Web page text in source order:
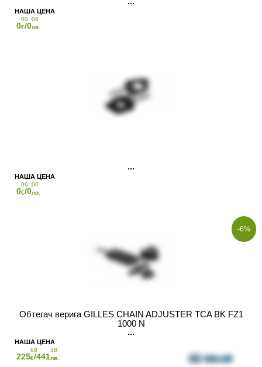
0
00
€/0
00
лв.
0
00
€/0
00
лв.
-6%
Обтегач верига GILLES CHAIN ADJUSTER TCA BK FZ1
1000 N
225
68
€/441
38
лв.